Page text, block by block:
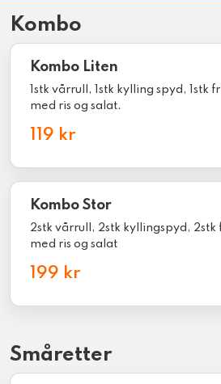
Kombo
Kombo Liten
1stk vårrull, 1stk kylling spyd, 1stk
med ris og salat.
119 kr
Kombo Stor
2stk vårrull, 2stk kyllingspyd,
med ris og salat
199 kr
Småretter